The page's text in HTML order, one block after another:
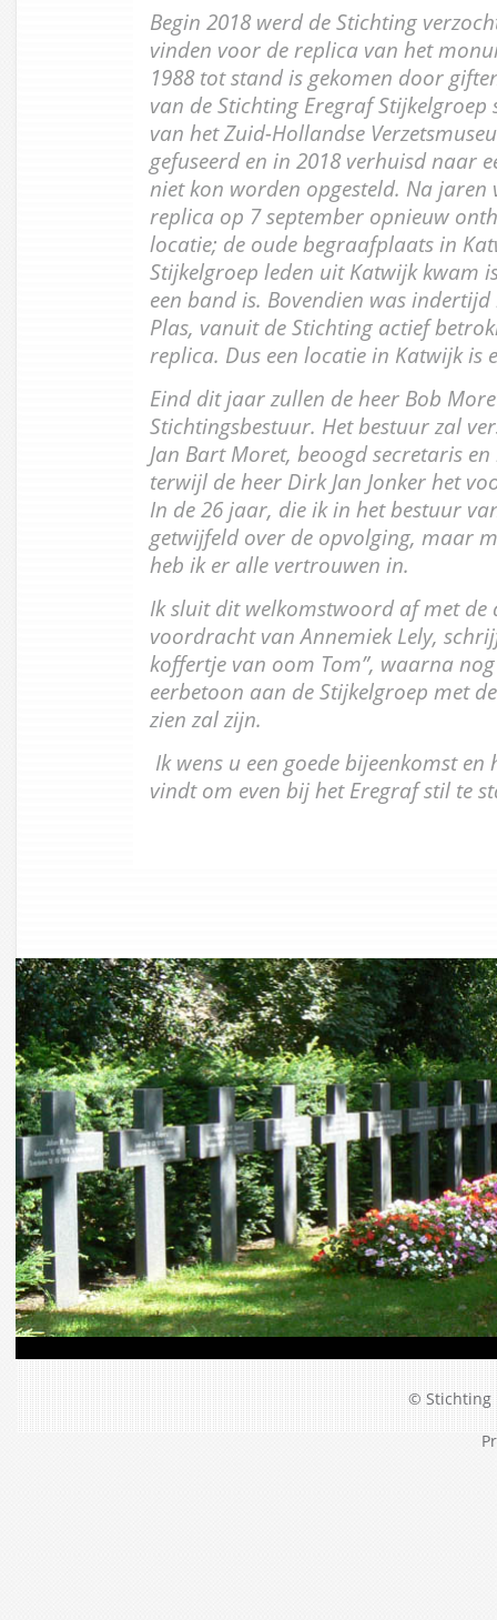
Begin 2018 werd de Stichting
vinden voor de replica van het
1988 tot stand is gekomen door
van de Stichting Eregraf
van het Zuid-Hollandse
gefuseerd en in 2018 verhuisd naar
niet kon worden opgesteld. Na jaren
replica op 7 september opnieuw
locatie; de oude begraafplaats in
Stijkelgroep leden uit Katwijk kwam
een band is. Bovendien was
Plas, vanuit de Stichting actief
replica. Dus een locatie in Katwijk is
Eind dit jaar zullen de heer Bob
Stichtingsbestuur. Het bestuur zal
Jan Bart Moret, beoogd secretaris
terwijl de heer Dirk Jan Jonker het
In de 26 jaar, die ik in het bestuur
getwijfeld over de opvolging, maar
heb ik er alle vertrouwen in.
Ik sluit dit welkomstwoord af met de
voordracht van Annemiek Lely,
koffertje van oom Tom”, waarna
eerbetoon aan de Stijkelgroep met
zien zal zijn.
Ik wens u een goede bijeenkomst
vindt om even bij het Eregraf stil te
© Stichting